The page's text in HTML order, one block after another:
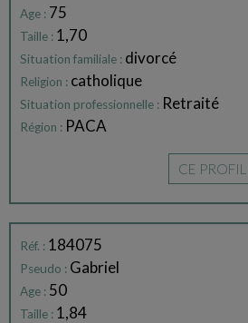
Age : 75
Taille : 1,70
Situation familiale : divorcé
Religion : catholique
Situation professionnelle : Retraité
Région : PACA
CE
Réf. : 184075
Pseudo : Gabriel
Age : 50
Taille : 1,84